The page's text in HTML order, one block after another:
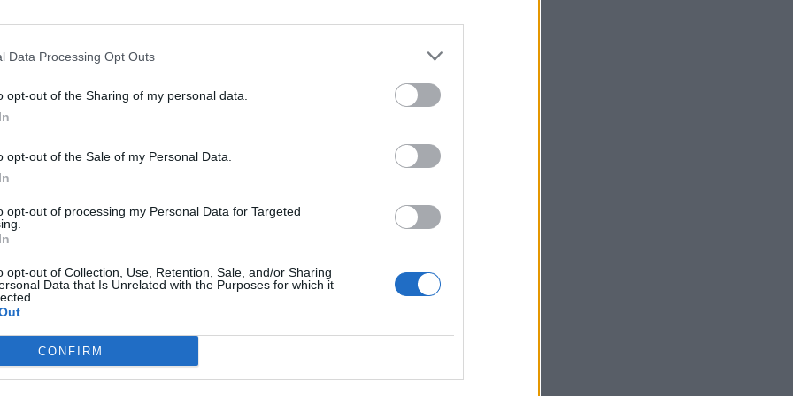
Data Processing Opt Outs
opt-out of the Sharing of my personal data.
opt-out of the Sale of my Personal Data.
opt-out of processing my Personal Data for Targeted
opt-out of Collection, Use, Retention, Sale, and/or Sharing
Data that Is Unrelated with the Purposes for which it
CONFIRM
nappaamisessa, sillä se otti riveihinsä yhteensä
nappasivat kaksi ja loput menivät yksittäisiin
oli siis 11.